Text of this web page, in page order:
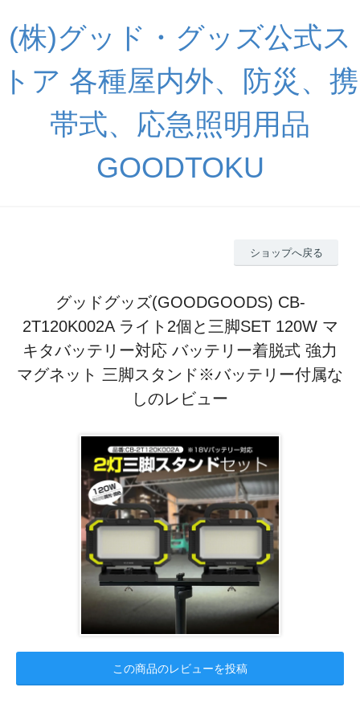
(株)グッド・グッズ公式ス
トア 各種屋内外、防災、携
帯式、応急照明用品
GOODTOKU
ショップへ戻る
グッドグッズ(GOODGOODS) CB-
2T120K002A ライト2個と三脚SET 120W マ
キタバッテリー対応 バッテリー着脱式 強力
マグネット 三脚スタンド※バッテリー付属な
しのレビュー
この商品のレビューを投稿